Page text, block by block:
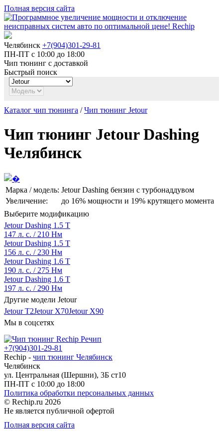
Полная версия сайта
Челябинск +7(904)301-29-81
ПН-ПТ с 10:00 до 18:00
Чип тюнинг с доставкой
Быстрый поиск
Каталог чип тюнинга /Чип тюнинг Jetour
Чип тюнинг Jetour Dashing
Челябинск
Марка / модель: Jetour Dashing бензин с турбонаддувом
Увеличение:
до 16% мощности и 19% крутящего момента
Выберите модификацию
Jetour Dashing 1.5 T
147 л. с. / 210 Нм
Jetour Dashing 1.5 T
156 л. с. / 230 Нм
Jetour Dashing 1.6 T
190 л. с. / 275 Нм
Jetour Dashing 1.6 T
197 л. с. / 290 Нм
Другие модели Jetour
Jetour T2Jetour X70Jetour X90
Мы в соцсетях
+7(904)301-29-81
Rechip - чип тюнинг Челябинск
Челябинск
ул. Центральная (Шершни), 3Б ст10
ПН-ПТ с 10:00 до 18:00
Политика обработки персональных данных
© Rechip.ru 2026
Не является публичной офертой
Полная версия сайта